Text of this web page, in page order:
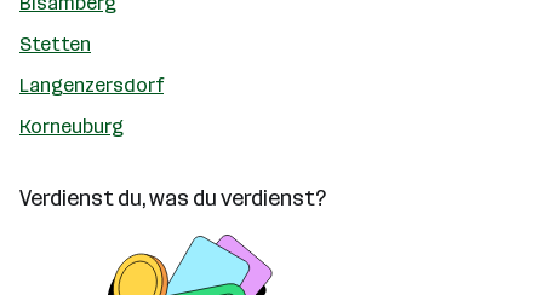
Stetten
Langenzersdorf
Korneuburg
Verdienst du, was du verdienst?